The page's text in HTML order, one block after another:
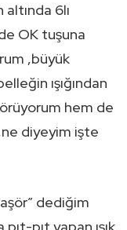
6lı
OK tuşuna
,büyük
ışığından
hem de
diyeyim işte
dediğim